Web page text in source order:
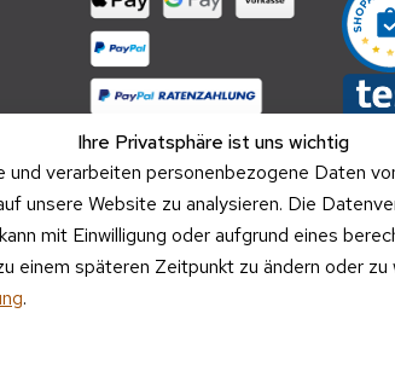
Ihre Privatsphäre ist uns wichtig
verarbeiten personenbezogene Daten
unsere Website zu analysieren. Die
mit Einwilligung oder aufgrund eines
einem späteren Zeitpunkt zu ändern oder
.
Versandpartner